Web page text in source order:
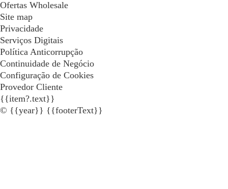
Ofertas Wholesale
Site map
Privacidade
Serviços Digitais
Política Anticorrupção
Continuidade de Negócio
Configuração de Cookies
Provedor Cliente
{{item?.text}}
© {{year}} {{footerText}}